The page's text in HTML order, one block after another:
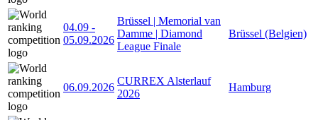
04.09 -
05.09.2026
Brüssel | Memorial van
Damme | Diamond
League Finale
Brüssel (Belgien)
06.09.2026
CURREX Alsterlauf
2026
Hamburg